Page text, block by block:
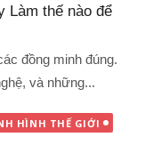
Làm thế nào để
đồng minh đúng.
và những...
HÌNH THẾ GIỚI